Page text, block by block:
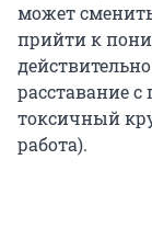
может
прийти к
расставание
токсичный
работа).